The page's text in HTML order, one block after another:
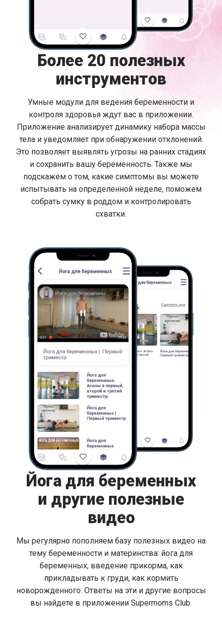
Более 20 полезных
инструментов
Умные модули для ведения беременности и
контроля здоровья ждут вас в приложении.
Приложение анализирует динамику набора массы
тела и уведомляет при обнаружении отклонений.
Это позволяет выявлять угрозы на ранних стадиях
и сохранить вашу беременность. Также мы
подскажем о том, какие симптомы вы можете
испытывать на определенной неделе, поможем
собрать сумку в роддом и контролировать
схватки.
Йога для беременных
и другие полезные
видео
Мы регулярно пополняем базу полезных видео на
тему беременности и материнства: йога для
беременных, введение прикорма, как
прикладывать к груди, как кормить
новорожденного. Ответы на эти и другие вопросы
вы найдете в приложении Supermoms Club.